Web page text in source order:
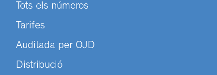
Tots els números
Tarifes
Auditada per OJD
Distribució